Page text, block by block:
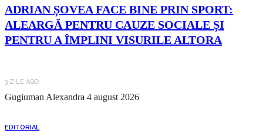
ADRIAN ȘOVEA FACE BINE PRIN SPORT:
ALEARGĂ PENTRU CAUZE SOCIALE ȘI
PENTRU A ÎMPLINI VISURILE ALTORA
3 ZILE AGO
Gugiuman Alexandra 4 august 2026
EDITORIAL